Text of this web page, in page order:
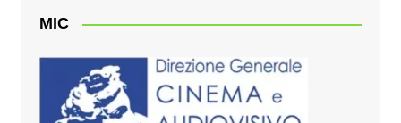
MIC